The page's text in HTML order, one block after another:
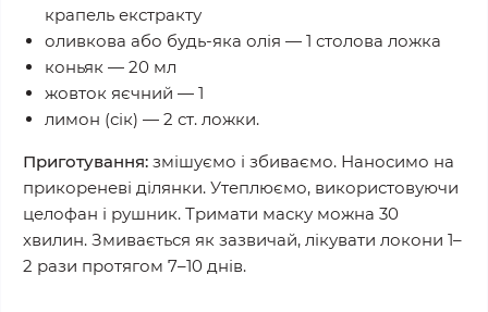
крапель екстракту
оливкова або будь-яка олія — 1 столова ложка
коньяк — 20 мл
жовток яєчний — 1
лимон (сік) — 2 ст. ложки.
Приготування: змішуємо і збиваємо. Наносимо на
прикореневі ділянки. Утеплюємо, використовуючи
целофан і рушник. Тримати маску можна 30
хвилин. Змивається як зазвичай, лікувати локони 1–
2 рази протягом 7–10 днів.